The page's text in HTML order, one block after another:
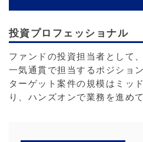
投資プロフェッショナル
ファンドの投資担当者として
一気通貫で担当するポジション
ターゲット案件の規模はミッ
り、ハンズオンで業務を進め